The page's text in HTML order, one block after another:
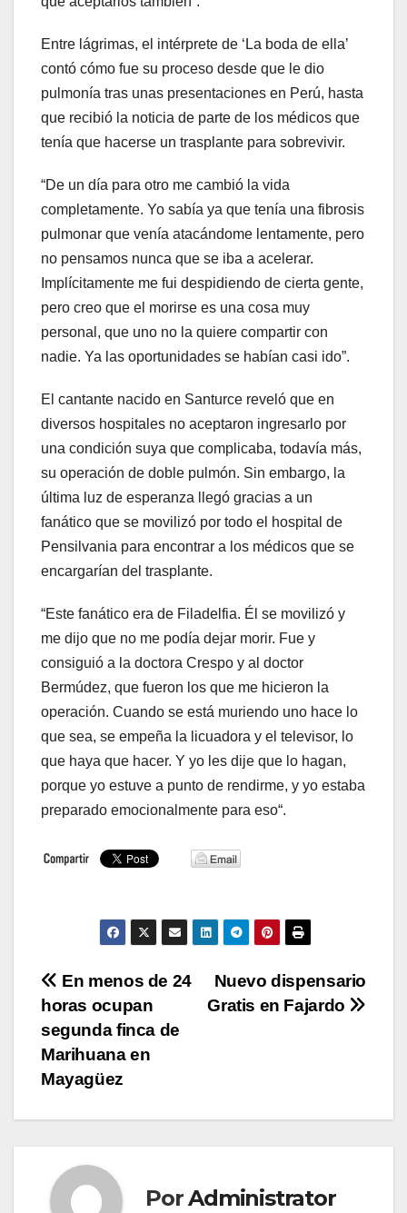
Entre lágrimas, el intérprete de ‘La boda de ella’
contó cómo fue su proceso desde que le dio
pulmonía tras unas presentaciones en Perú, hasta
que recibió la noticia de parte de los médicos que
tenía que hacerse un trasplante para sobrevivir.
“De un día para otro me cambió la vida
completamente. Yo sabía ya que tenía una fibrosis
pulmonar que venía atacándome lentamente, pero
no pensamos nunca que se iba a acelerar.
Implícitamente me fui despidiendo de cierta gente,
pero creo que el morirse es una cosa muy
personal, que uno no la quiere compartir con
nadie. Ya las oportunidades se habían casi ido”.
El cantante nacido en Santurce reveló que en
diversos hospitales no aceptaron ingresarlo por
una condición suya que complicaba, todavía más,
su operación de doble pulmón. Sin embargo, la
última luz de esperanza llegó gracias a un
fanático que se movilizó por todo el hospital de
Pensilvania para encontrar a los médicos que se
encargarían del trasplante.
“Este fanático era de Filadelfia. Él se movilizó y
me dijo que no me podía dejar morir. Fue y
consiguió a la doctora Crespo y al doctor
Bermúdez, que fueron los que me hicieron la
operación. Cuando se está muriendo uno hace lo
que sea, se empeña la licuadora y el televisor, lo
que haya que hacer. Y yo les dije que lo hagan,
porque yo estuve a punto de rendirme, y yo estaba
preparado emocionalmente para eso“.
Navegación
de
entradas
Nuevo dispensario
Gratis en Fajardo
En menos de 24
horas ocupan
segunda finca de
Marihuana en
Mayagüez
PorAdministrator